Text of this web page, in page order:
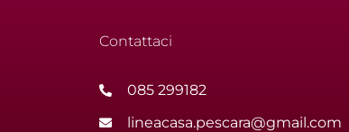
Contattaci
085 299182
lineacasa.pescara@gmail.com